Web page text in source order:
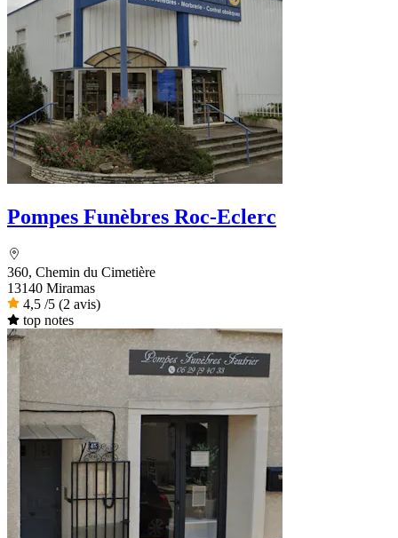
Pompes Funèbres Roc-Eclerc
360, Chemin du Cimetière
13140 Miramas
4,5 /5 (2 avis)
top notes